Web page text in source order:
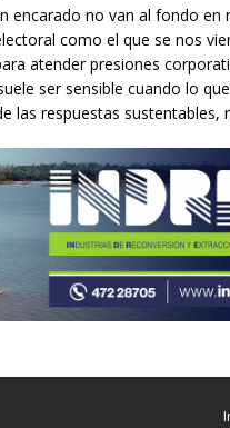
encarado no van al fondo en
como el que se nos
atender presiones
ser sensible cuando lo
las respuestas sustentables,